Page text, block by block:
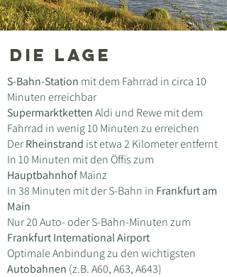
Die LAGE
S-Bahn-Station mit dem Fahrrad in circa 10
Minuten erreichbar
SupermarktkettenAldi und Rewe mit dem
Fahrrad in wenig 10 Minuten zu erreichen
DerRheinstrand ist etwa 2 Kilometer entfernt
In 10 Minuten mit den Öffis zum
HauptbahnhofMainz
In 38 Minuten mit der S-Bahn in Frankfurt am
Main
Nur 20 Auto- oder S-Bahn-Minuten zum ​
Frankfurt International Airport
OptimaleAnbindung zu den wichtigsten
Autobahnen (z.B. A60, A63, A643)